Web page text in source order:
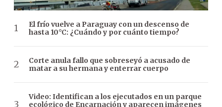
El frío vuelve a Paraguay con un descenso de
hasta 10°C: ¿Cuándo y por cuánto tiempo?
Corte anula fallo que sobreseyó a acusado de
matar a su hermana y enterrar cuerpo
Video: Identifican a los ejecutados en un parque
ecológico de Encarnación y aparecen imágenes